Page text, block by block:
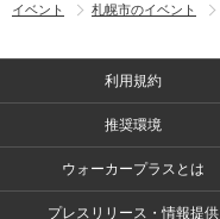
イベント
札幌市のイベント
利用規約
推奨環境
ウォーカープラスとは
プレスリリース・情報提供